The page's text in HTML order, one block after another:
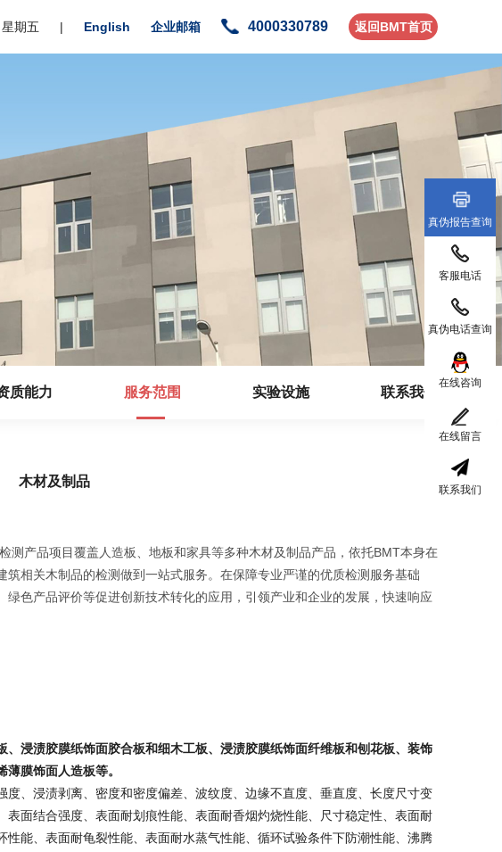
星期五 | English 企业邮箱 4000330789 返回BMT首页
质能力 服务范围 实验设施 联系我们
木材及制品
测产品项目覆盖人造板、地板和家具等多种木材及制品产品，依托BMT本身在
相关木制品的检测做到一站式服务。在保障专业严谨的优质检测服务基础
绿色产品评价等促进创新技术转化的应用，引领产业和企业的发展，快速响应
浸渍胶膜纸饰面胶合板和细木工板、浸渍胶膜纸饰面纤维板和刨花板、装饰
膜饰面人造板等。
、浸渍剥离、密度和密度偏差、波纹度、边缘不直度、垂直度、长度尺寸变
面结合强度、表面耐划痕性能、表面耐香烟灼烧性能、尺寸稳定性、表面耐
能、表面耐龟裂性能、表面耐水蒸气性能、循环试验条件下防潮性能、沸腾
真伪报告查询
客服电话
真伪电话查询
在线咨询
在线留言
联系我们